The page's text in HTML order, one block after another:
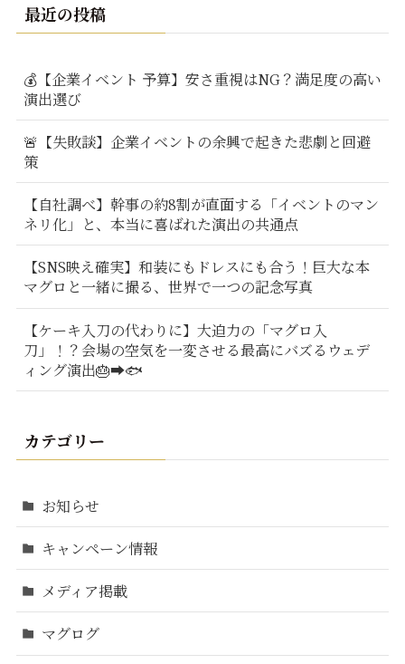
最近の投稿
💰【企業イベント 予算】安さ重視はNG？満足度の高い
演出選び
🚨【失敗談】企業イベントの余興で起きた悲劇と回避
策
【自社調べ】幹事の約8割が直面する「イベントのマン
ネリ化」と、本当に喜ばれた演出の共通点
【SNS映え確実】和装にもドレスにも合う！巨大な本
マグロと一緒に撮る、世界で一つの記念写真
【ケーキ入刀の代わりに】大迫力の「マグロ入
刀」！？会場の空気を一変させる最高にバズるウェデ
ィング演出🎂➡️🐟
カテゴリー
お知らせ
キャンペーン情報
メディア掲載
マグログ